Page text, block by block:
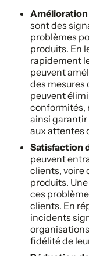
sont des
problèmes
produits. En
rapidement
peuvent
des mesures
peuvent
conformités,
ainsi garantir
aux attentes
Satisfaction
peuvent
clients, voire
produits.
ces
clients. En
incidents
fidélité de